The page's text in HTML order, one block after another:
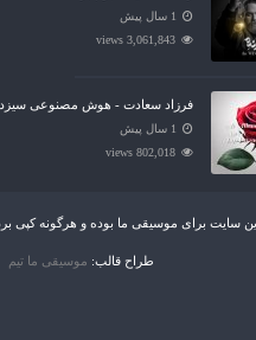
1 سال پیش
3,061,843 views
فرزاد سعادت - هوش مصنوعی
1 سال پیش
802,018 views
سایت برای موسیقی ما بوده و هرگونه کپی
طراح قالب: موسیقی ما تیم